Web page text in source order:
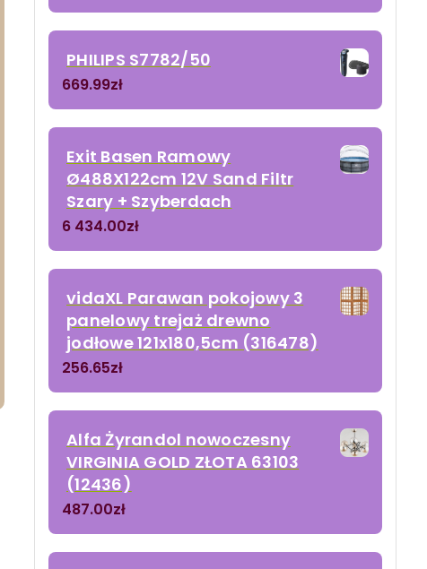
PHILIPS S7782/50
669.99zł
Exit Basen Ramowy
Ø488X122cm 12V Sand Filtr
Szary + Szyberdach
6 434.00zł
vidaXL Parawan pokojowy 3
panelowy trejaż drewno
jodłowe 121x180,5cm (316478)
256.65zł
Alfa Żyrandol nowoczesny
VIRGINIA GOLD ZŁOTA 63103
(12436)
487.00zł